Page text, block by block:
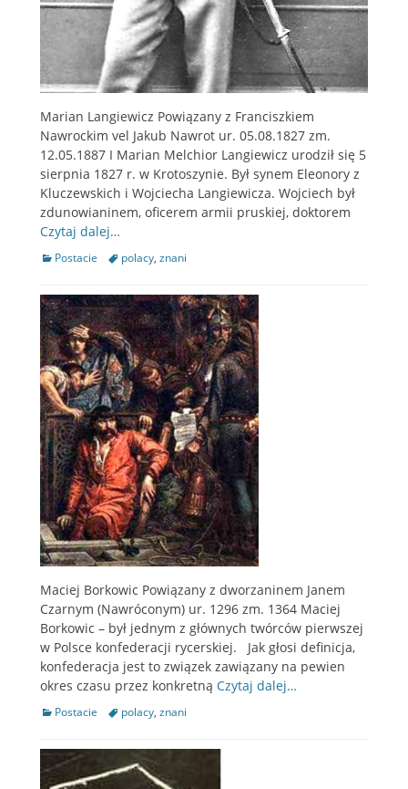
Marian Langiewicz Powiązany z Franciszkiem
Nawrockim vel Jakub Nawrot ur. 05.08.1827 zm.
12.05.1887 I Marian Melchior Langiewicz urodził się 5
sierpnia 1827 r. w Krotoszynie. Był synem Eleonory z
Kluczewskich i Wojciecha Langiewicza. Wojciech był
zdunowianinem, oficerem armii pruskiej, doktorem
Czytaj dalej…
Categories
Postacie Tagspolacy, znani
Maciej Borkowic Powiązany z dworzaninem Janem
Czarnym (Nawróconym) ur. 1296 zm. 1364 Maciej
Borkowic – był jednym z głównych twórców pierwszej
w Polsce konfederacji rycerskiej. Jak głosi definicja,
konfederacja jest to związek zawiązany na pewien
okres czasu przez konkretną Czytaj dalej…
Categories
Postacie Tagspolacy, znani